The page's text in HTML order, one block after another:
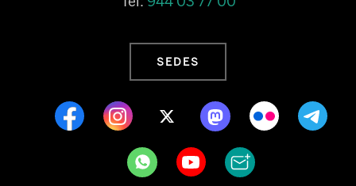
SEDES